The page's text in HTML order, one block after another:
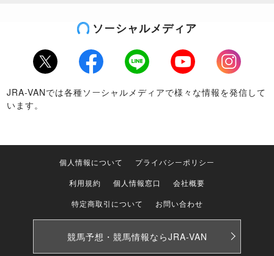
ソーシャルメディア
Twitter Facebook LINE Youtube
Instagram
JRA-VANでは各種ソーシャルメディアで様々な情報を発信して
います。
個人情報について
プライバシーポリシー
利用規約
個人情報窓口
会社概要
特定商取引について
お問い合わせ
競馬予想・競馬情報ならJRA-VAN